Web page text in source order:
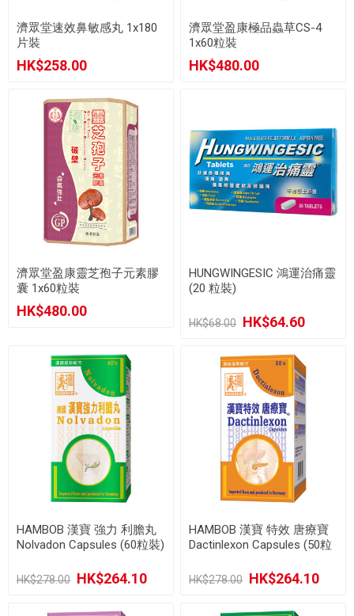
濟眾堂速效鼻敏感丸 1x180
片裝
HK$258.00
濟眾堂盈康極品蟲草CS-4
1x60粒裝
HK$480.00
濟眾堂盈康靈芝孢子元素膠
囊 1x60粒裝
HK$480.00
HUNGWINGESIC 鴻運治痛靈
(20 粒裝)
HK$68.00 HK$64.60
HAMBOB 漢寶 強力 利膽丸
Nolvadon Capsules (60粒裝)
HK$278.00 HK$264.10
HAMBOB 漢寶 特效 唐療寶
Dactinlexon Capsules (50粒
HK$278.00 HK$264.10